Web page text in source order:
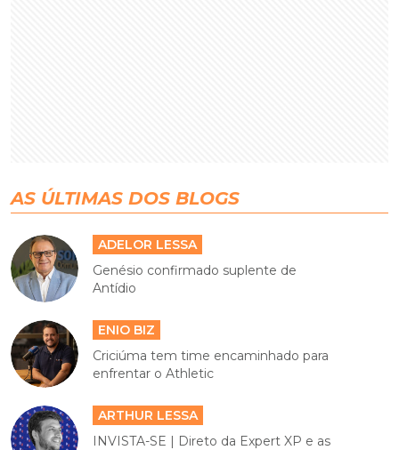
AS ÚLTIMAS DOS BLOGS
ADELOR LESSA
Genésio confirmado suplente de
Antídio
ENIO BIZ
Criciúma tem time encaminhado para
enfrentar o Athletic
ARTHUR LESSA
INVISTA-SE | Direto da Expert XP e as